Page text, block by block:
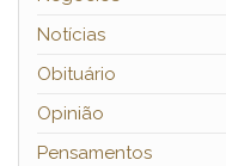
Notícias
Obituário
Opinião
Pensamentos